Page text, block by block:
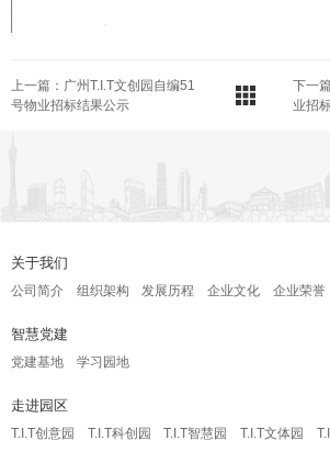
上一篇：广州T.I.T文创园自编51
号物业招标结果公示
下一
业招
关于我们
公司简介 组织架构 发展历程 企业文化 企业荣誉
智慧党建
党建基地 学习园地
走进园区
T.I.T创意园 T.I.T科创园 T.I.T智慧园 T.I.T文体园